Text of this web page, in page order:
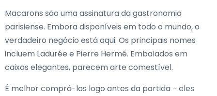
Macarons são uma assinatura da gastronomia
parisiense. Embora disponíveis em todo o mundo, o
verdadeiro negócio está aqui. Os principais nomes
incluem Ladurée e Pierre Hermé. Embalados em
caixas elegantes, parecem arte comestível.
É melhor comprá-los logo antes da partida - eles